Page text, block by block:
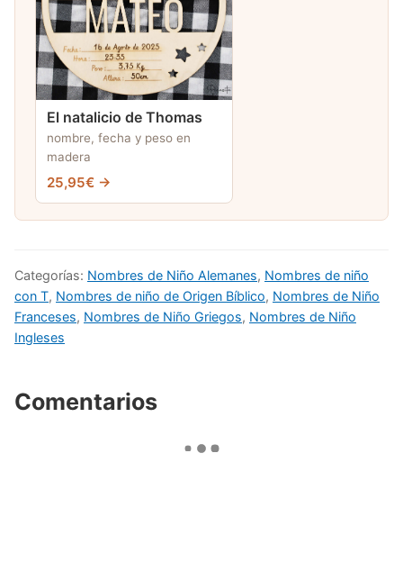
El natalicio de Thomas
nombre, fecha y peso en
madera
25,95€ →
Categorías: Nombres de Niño Alemanes, Nombres de niño
con T, Nombres de niño de Origen Bíblico, Nombres de Niño
Franceses, Nombres de Niño Griegos, Nombres de Niño
Ingleses
Comentarios